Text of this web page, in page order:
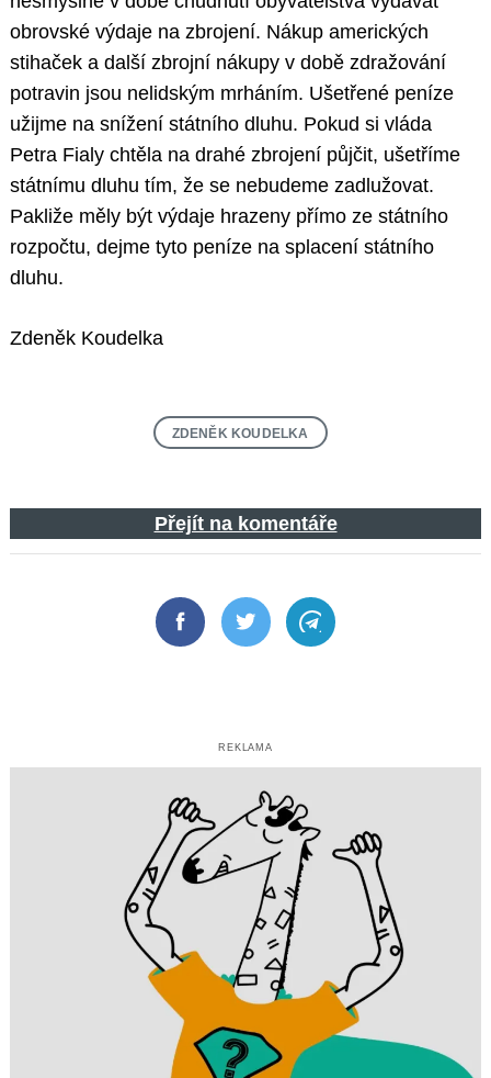
obrovské výdaje na zbrojení. Nákup amerických
stihaček a další zbrojní nákupy v době zdražování
potravin jsou nelidským mrháním. Ušetřené peníze
užijme na snížení státního dluhu. Pokud si vláda
Petra Fialy chtěla na drahé zbrojení půjčit, ušetříme
státnímu dluhu tím, že se nebudeme zadlužovat.
Pakliže měly být výdaje hrazeny přímo ze státního
rozpočtu, dejme tyto peníze na splacení státního
dluhu.
Zdeněk Koudelka
ZDENĚK KOUDELKA
Přejít na komentáře
FacebookTwitter Telegram
REKLAMA